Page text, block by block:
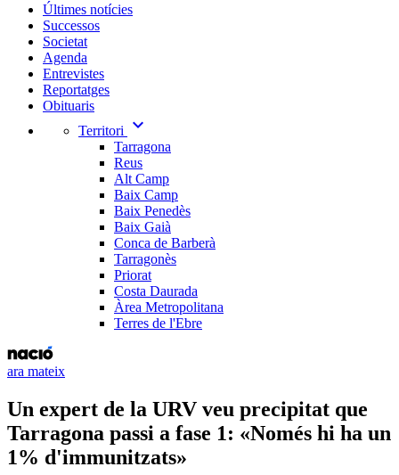
Últimes notícies
Successos
Societat
Agenda
Entrevistes
Reportatges
Obituaris
Territori
expand_more
Tarragona
Reus
Alt Camp
Baix Camp
Baix Penedès
Baix Gaià
Conca de Barberà
Tarragonès
Priorat
Costa Daurada
Àrea Metropolitana
Terres de l'Ebre
ara mateix
Un expert de la URV veu precipitat que
Tarragona passi a fase 1: «Només hi ha un
1% d'immunitzats»